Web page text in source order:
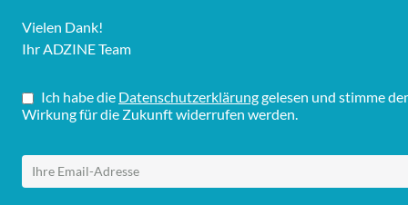
Vielen Dank!
Ihr ADZINE Team
Ich habe die Datenschutzerklärunggelesen und stimme
Wirkung für die Zukunft widerrufen werden.